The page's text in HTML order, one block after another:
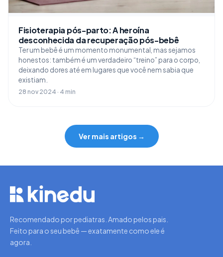
Fisioterapia pós-parto: A heroína
desconhecida da recuperação pós-bebê
Ter um bebê é um momento monumental, mas sejamos
honestos: também é um verdadeiro “treino” para o corpo,
deixando dores até em lugares que você nem sabia que
existiam.
28 nov 2024 · 4 min
Ver mais artigos →
Recomendado por pediatras. Amado pelos pais.
Feito para o seu bebê — exatamente como ele é
agora.